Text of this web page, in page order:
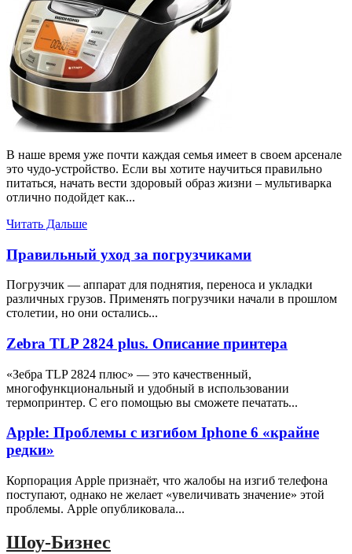
В наше время уже почти каждая семья имеет в своем арсенале
это чудо-устройство. Если вы хотите научиться правильно
питаться, начать вести здоровый образ жизни – мультиварка
отлично подойдет как...
Читать Дальше
Правильный уход за погрузчиками
Погрузчик — аппарат для поднятия, переноса и укладки
различных грузов. Применять погрузчики начали в прошлом
столетии, но они остались...
Zebra TLP 2824 plus. Описание принтера
«Зебра ТLP 2824 плюс» — это качественный,
многофункциональный и удобный в использовании
термопринтер. С его помощью вы сможете печатать...
Apple: Проблемы с изгибом Iphone 6 «крайне
редки»
Корпорация Apple признаёт, что жалобы на изгиб телефона
поступают, однако не желает «увеличивать значение» этой
проблемы. Apple опубликовала...
Шоу-Бизнес